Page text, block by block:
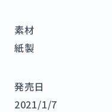
素材
紙製
発売日
2021/1/7